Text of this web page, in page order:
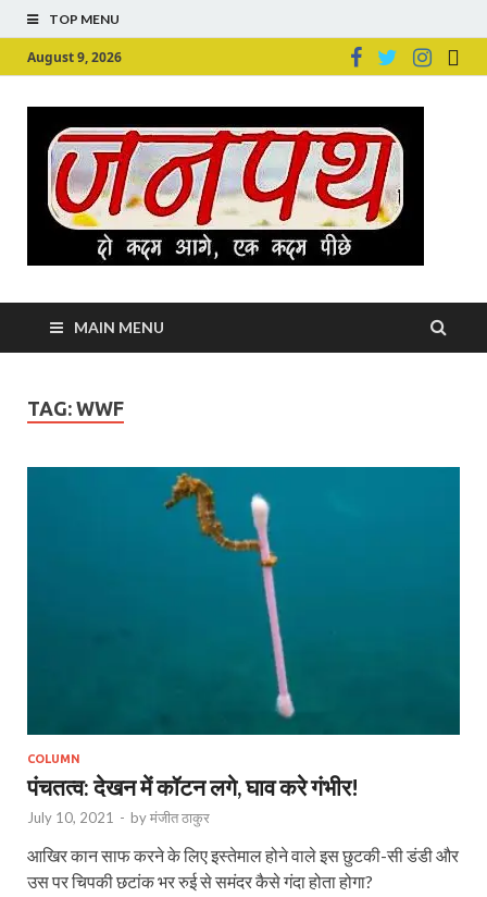
TOP MENU
August 9, 2026
MAIN MENU
TAG: WWF
COLUMN
पंचतत्व: देखन में कॉटन लगे, घाव करे गंभीर!
July 10, 2021 - byमंजीत ठाकुर
आखिर कान साफ करने के लिए इस्तेमाल होने वाले इस छुटकी-सी डंडी और
उस पर चिपकी छटांक भर रुई से समंदर कैसे गंदा होता होगा?